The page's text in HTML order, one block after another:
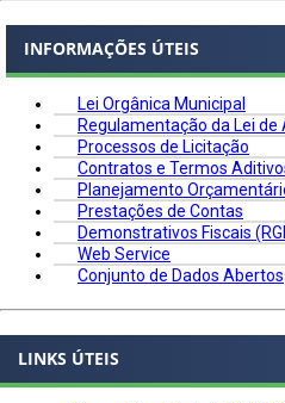
INFORMAÇÕES ÚTEIS
Lei Orgânica Municipal
Regulamentação da Lei
Processos de Licitação
Contratos e Termos
Planejamento
Prestações de Contas
Demonstrativos Fiscais
Web Service
Conjunto de Dados Abertos
LINKS ÚTEIS